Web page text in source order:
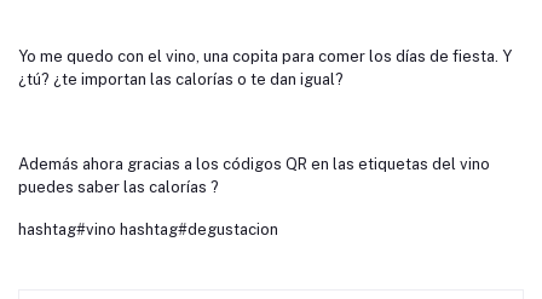
Yo me quedo con el vino, una copita para comer los días de fiesta. Y
¿tú? ¿te importan las calorías o te dan igual?
Además ahora gracias a los códigos QR en las etiquetas del vino
puedes saber las calorías ?
hashtag#vino hashtag#degustacion